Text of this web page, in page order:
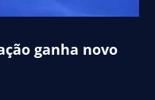
ganha novo